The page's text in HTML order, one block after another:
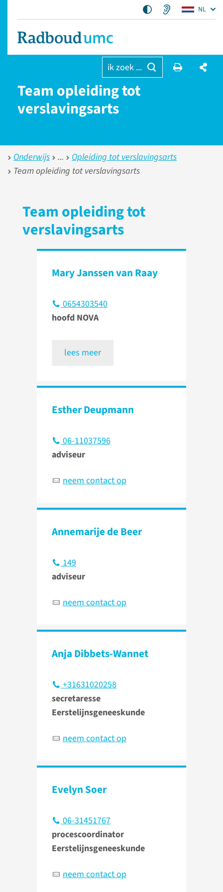
NL
ik zoek ...
Team opleiding tot
verslavingsarts
Onderwijs
Opleiding tot verslavingsarts
Team opleiding tot verslavingsarts
Team opleiding tot
verslavingsarts
Mary Janssen van Raay
0654303540
hoofd NOVA
lees meer
Esther Deupmann
06-11037596
adviseur
neem contact op
Annemarije de Beer
149
adviseur
neem contact op
Anja Dibbets-Wannet
+31631020258
secretaresse
Eerstelijnsgeneeskunde
neem contact op
Evelyn Soer
06-31451767
procescoordinator
Eerstelijnsgeneeskunde
neem contact op